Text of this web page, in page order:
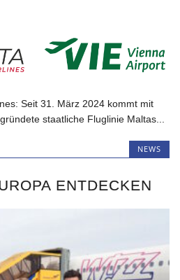
Seit 31. März 2024 kommt mit
staatliche Fluglinie Maltas...
NEWS
ENTDECKEN